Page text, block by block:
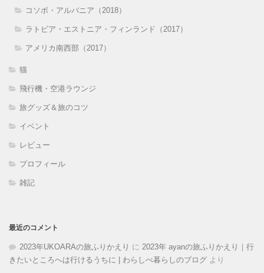
コソボ・アルバニア（2018）
ラトビア・エストニア・フィンランド（2017）
アメリカ南西部（2017）
猫
飛行機・空港ラウンジ
旅グッズ＆旅のコツ
イベント
レビュー
プロフィール
雑記
最近のコメント
2023年UKOARAの旅ふりかえり に 2023年 ayanの旅ふりかえり｜行
きたいところへは行けるうちに | わらしべ暮らしのブログ より